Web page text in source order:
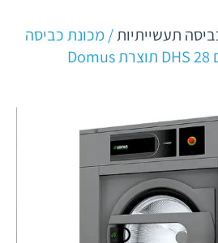
תעשייתיות/ מכונת כביסה